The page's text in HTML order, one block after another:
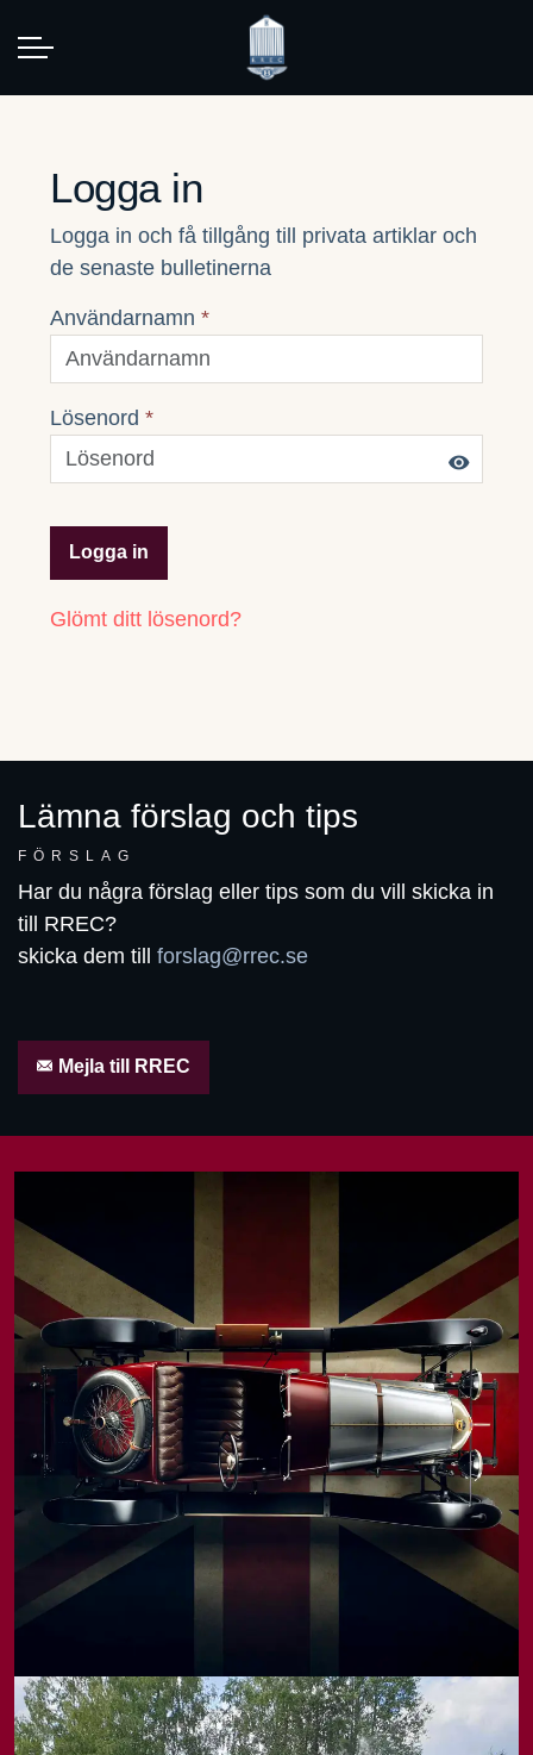
Logga in
Logga in och få tillgång till privata artiklar och
de senaste bulletinerna
Användarnamn *
Lösenord *
Logga in
Glömt ditt lösenord?
Lämna förslag och tips
FÖRSLAG
Har du några förslag eller tips som du vill skicka in
till RREC?
skicka dem till forslag@rrec.se
Mejla till RREC